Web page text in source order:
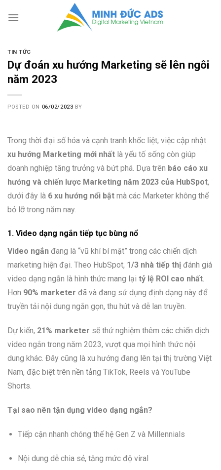
TIN TỨC
Dự đoán xu hướng Marketing sẽ lên ngôi
năm 2023
POSTED ON 06/02/2023 BY
Trong thời đại số hóa và cạnh tranh khốc liệt, việc cập nhật
xu hướng Marketing mới nhất là yếu tố sống còn giúp
doanh nghiệp tăng trưởng và bứt phá. Dựa trên báo cáo xu
hướng và chiến lược Marketing năm 2023 của HubSpot,
dưới đây là 6 xu hướng nổi bật mà các Marketer không thể
bỏ lỡ trong năm nay.
1. Video dạng ngắn tiếp tục bùng nổ
Video ngắn đang là “vũ khí bí mật” trong các chiến dịch
marketing hiện đại. Theo HubSpot, 1/3 nhà tiếp thị đánh giá
video dạng ngắn là hình thức mang lại tỷ lệ ROI cao nhất.
Hơn 90% marketer đã và đang sử dụng định dạng này để
truyền tải nội dung ngắn gọn, thu hút và dễ lan truyền.
Dự kiến, 21% marketer sẽ thử nghiệm thêm các chiến dịch
video ngắn trong năm 2023, vượt qua mọi hình thức nội
dung khác. Đây cũng là xu hướng đang lên tại thị trường Việt
Nam, đặc biệt trên nền tảng TikTok, Reels và YouTube
Shorts.
Tại sao nên tận dụng video dạng ngắn?
Tiếp cận nhanh chóng thế hệ Gen Z và Millennials
Nội dung dễ chia sẻ, tăng mức độ viral